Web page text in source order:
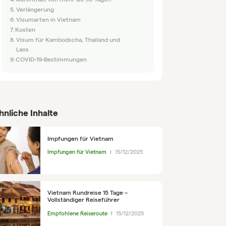
Verlängerung
Visumarten in Vietnam
Kosten
Visum für Kambodscha, Thailand und
Laos
COVID-19-Bestimmungen
Inhalte
Impfungen für Vietnam
Impfungen für Vietnam 15/12/2025
Vietnam Rundreise 15 Tage –
Vollständiger Reiseführer
Empfohlene Reiseroute 15/12/2025